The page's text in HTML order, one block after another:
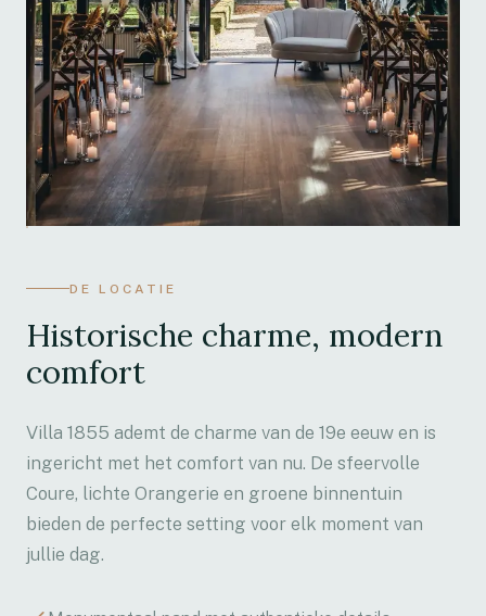
DE LOCATIE
Historische charme, modern
comfort
Villa 1855 ademt de charme van de 19e eeuw en is
ingericht met het comfort van nu. De sfeervolle
Coure, lichte Orangerie en groene binnentuin
bieden de perfecte setting voor elk moment van
jullie dag.